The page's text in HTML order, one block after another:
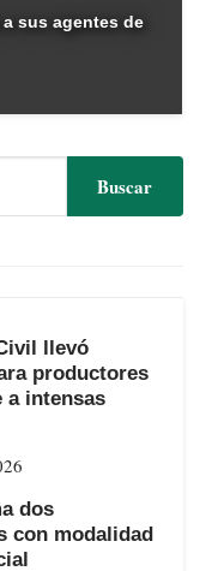
sus agentes de
llevó
productores
a intensas
dos
con modalidad